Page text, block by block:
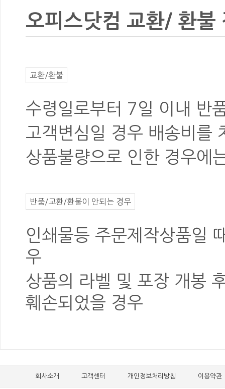
오피스닷컴 교환/ 환불
교환/환불
수령일로부터 7일 이내 반
고객변심 일 경우 배송비를
상품불량으로 인한 경우에
반품/교환/환불이 안되는 경우
인쇄물등 주문제작상품일
우
상품의 라벨 및 포장 개봉
훼손되었을 경우
회사소개 고객센터 개인정보처리방침 이용약관